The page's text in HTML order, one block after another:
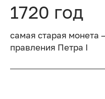
1720 год
самая старая монета
правления Петра I